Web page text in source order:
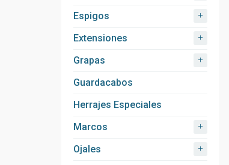
Espigos +
Extensiones +
Grapas +
Guardacabos
Herrajes Especiales
Marcos
+
Ojales +